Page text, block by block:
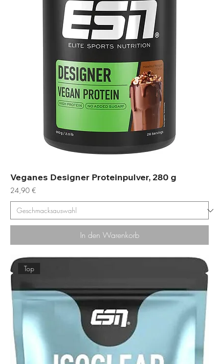
Veganes Designer Proteinpulver, 280 g
Preis
24,90 €
In den Warenkorb
Top